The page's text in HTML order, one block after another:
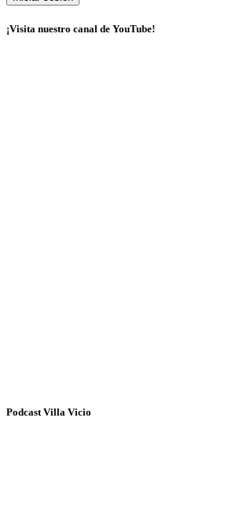
¡Visita nuestro canal de YouTube!
Podcast Villa Vicio